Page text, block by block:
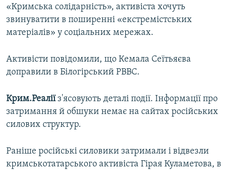
«Кримська солідарність», активіста хочуть
звинуватити в поширенні «екстремістських
матеріалів» у соціальних мережах.
Активісти повідомили, що Кемала Сеїтьяєва
доправили в Білогірський РВВС.
Крим.Реаліїз'ясовують деталі події. Інформації про
затримання й обшуки немає на сайтах російських
силових структур.
Раніше російські силовики затримали і відвезли
кримськотатарського активіста Гірая Куламетова, в